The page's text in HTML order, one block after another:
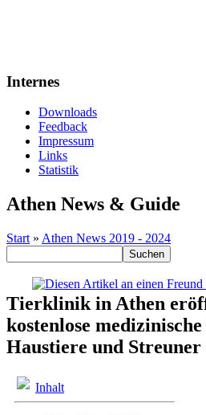
Internes
Downloads
Feedback
Impressum
Links
Statistik
Athen News & Guide
Start » Athen News 2019 - 2024
Tierklinik in Athen
kostenlose
Haustiere und Streuner
Inhalt